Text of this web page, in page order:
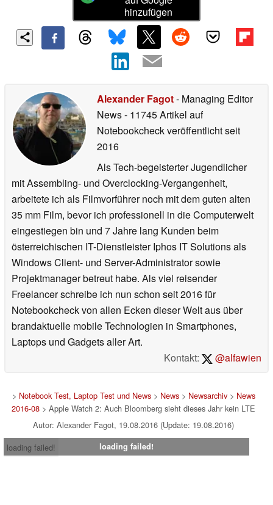
hinzufügen
Alexander Fagot- Managing Editor
News- 11745 Artikel auf
Notebookcheck veröffentlichtseit
2016
Als Tech-begeisterter Jugendlicher
mit Assembling- und Overclocking-Vergangenheit,
arbeitete ich als Filmvorführer noch mit dem guten alten
35 mm Film, bevor ich professionell in die Computerwelt
eingestiegen bin und 7 Jahre lang Kunden beim
österreichischen IT-Dienstleister Iphos IT Solutions als
Windows Client- und Server-Administrator sowie
Projektmanager betreut habe. Als viel reisender
Freelancer schreibe ich nun schon seit 2016 für
Notebookcheck von allen Ecken dieser Welt aus über
brandaktuelle mobile Technologien in Smartphones,
Laptops und Gadgets aller Art.
Kontakt:
@alfawien
> Notebook Test, Laptop Test und News> News> Newsarchiv> News
2016-08 > Apple Watch 2: Auch Bloomberg sieht dieses Jahr kein LTE
Autor: Alexander Fagot, 19.08.2016 (Update: 19.08.2016)
loading failed!
loading failed!